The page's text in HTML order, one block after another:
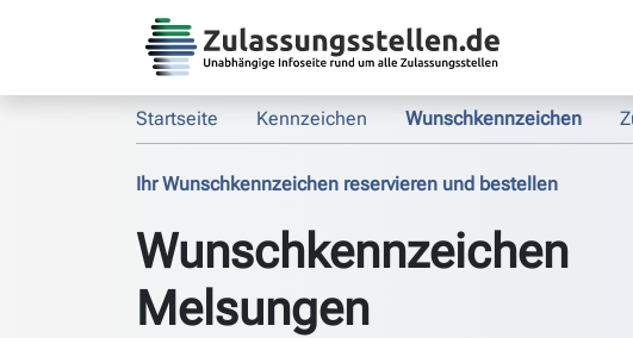
Startseite Kennzeichen Wunschkennzeichen
Ihr Wunschkennzeichen reservieren und bestellen
Wunschkennzeichen
Melsungen